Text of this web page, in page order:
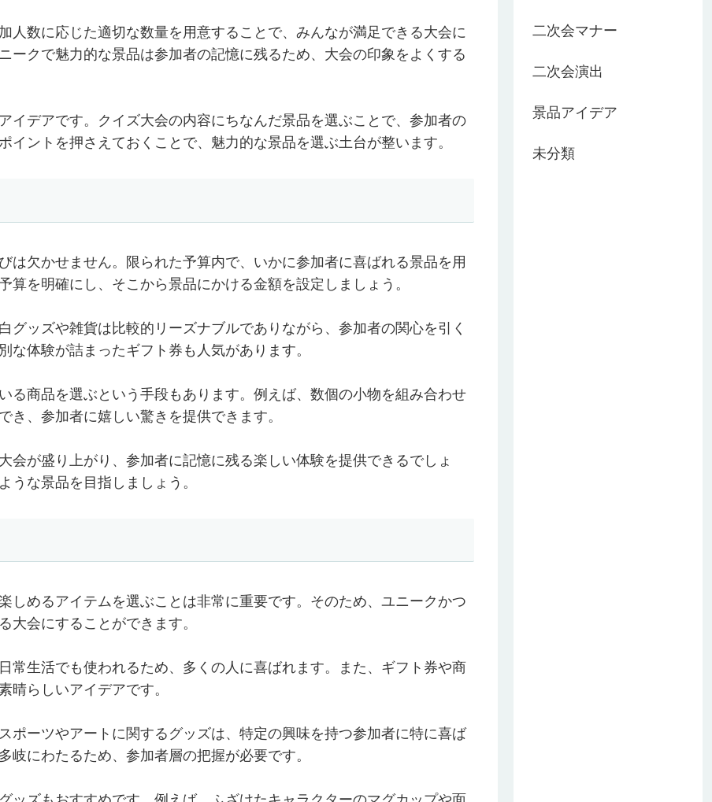
人数に応じた適切な数量を用意することで、みんなが満足できる大会に
ークで魅力的な景品は参加者の記憶に残るため、大会の印象をよくする
イデアです。クイズ大会の内容にちなんだ景品を選ぶことで、参加者の
ントを押さえておくことで、魅力的な景品を選ぶ土台が整います。
は欠かせません。限られた予算内で、いかに参加者に喜ばれる景品を用
を明確にし、そこから景品にかける金額を設定しましょう。
グッズや雑貨は比較的リーズナブルでありながら、参加者の関心を引く
体験が詰まったギフト券も人気があります。
る商品を選ぶという手段もあります。例えば、数個の小物を組み合わせ
き、参加者に嬉しい驚きを提供できます。
会が盛り上がり、参加者に記憶に残る楽しい体験を提供できるでしょ
うな景品を目指しましょう。
しめるアイテムを選ぶことは非常に重要です。そのため、ユニークかつ
大会にすることができます。
常生活でも使われるため、多くの人に喜ばれます。また、ギフト券や商
晴らしいアイデアです。
ポーツやアートに関するグッズは、特定の興味を持つ参加者に特に喜ば
にわたるため、参加者層の把握が必要です。
二次会マナー
二次会演出
景品アイデア
未分類